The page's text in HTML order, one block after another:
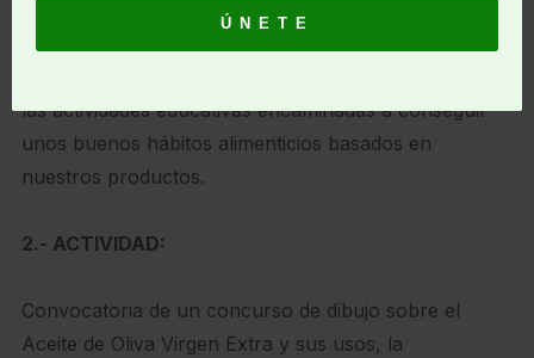
Fomentar la cultura y el conocimiento del aceite de
las actividades educativas encaminadas a conseguir
unos buenos hábitos alimenticios basados en
nuestros productos.
2.- ACTIVIDAD:
Convocatoria de un concurso de dibujo sobre el
Aceite de Oliva Virgen Extra y sus usos, la